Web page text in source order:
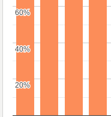
20%
20%
40%
40%
60%
60%